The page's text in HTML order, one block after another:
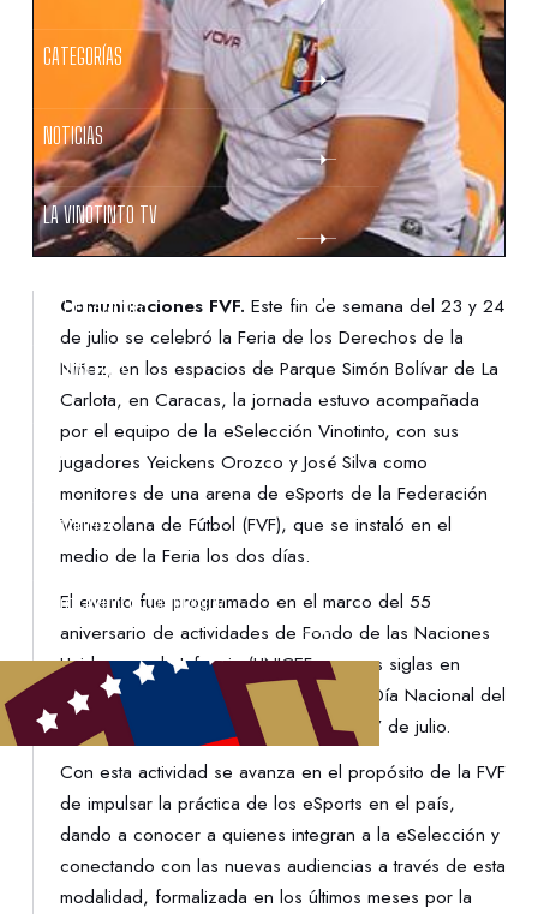
CATEGORÍAS
NOTICIAS
LA VINOTINTO TV
NOTIFICACIONES
NORMATIVAS
CONTACTO
DENUNCIAS
PROTECCIÓN DE LA INFANCIA
Comunicaciones FVF.Este fin de semana del 23 y 24
de julio se celebró la Feria de los Derechos de la
Niñez, en los espacios de Parque Simón Bolívar de La
Carlota, en Caracas, la jornada estuvo acompañada
por el equipo de la eSelección Vinotinto, con sus
jugadores Yeickens Orozco y José Silva como
monitores de una arena de eSports de la Federación
Venezolana de Fútbol (FVF), que se instaló en el
medio de la Feria los dos días.
El evento fue programado en el marco del 55
aniversario de actividades de Fondo de las Naciones
Unidas para la Infancia (UNICEF, por sus siglas en
inglés) en Venezuela y con motivo del Día Nacional del
Niño, celebrado el domingo anterior, 17 de julio.
Con esta actividad se avanza en el propósito de la FVF
de impulsar la práctica de los eSports en el país,
dando a conocer a quienes integran a la eSelección y
conectando con las nuevas audiencias a través de esta
modalidad, formalizada en los últimos meses por la